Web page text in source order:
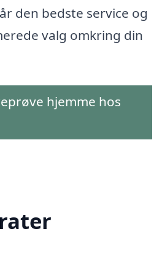
den bedste service og
valg omkring din
hjemme hos